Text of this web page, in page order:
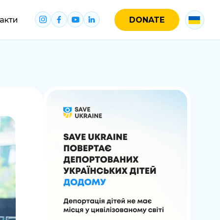
DONATE